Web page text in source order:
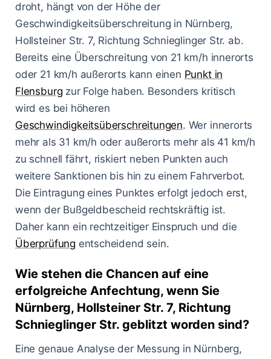
droht, hängt von der Höhe der
Geschwindigkeitsüberschreitung in Nürnberg,
Hollsteiner Str. 7, Richtung Schnieglinger Str. ab.
Bereits eine Überschreitung von 21 km/h innerorts
oder 21 km/h außerorts kann einen Punkt in
Flensburg zur Folge haben. Besonders kritisch
wird es bei höheren
Geschwindigkeitsüberschreitungen. Wer innerorts
mehr als 31 km/h oder außerorts mehr als 41 km/h
zu schnell fährt, riskiert neben Punkten auch
weitere Sanktionen bis hin zu einem Fahrverbot.
Die Eintragung eines Punktes erfolgt jedoch erst,
wenn der Bußgeldbescheid rechtskräftig ist.
Daher kann ein rechtzeitiger Einspruch und die
Überprüfung entscheidend sein.
Wie stehen die Chancen auf eine
erfolgreiche Anfechtung, wenn Sie
Nürnberg, Hollsteiner Str. 7, Richtung
Schnieglinger Str. geblitzt worden sind?
Eine genaue Analyse der Messung in Nürnberg,